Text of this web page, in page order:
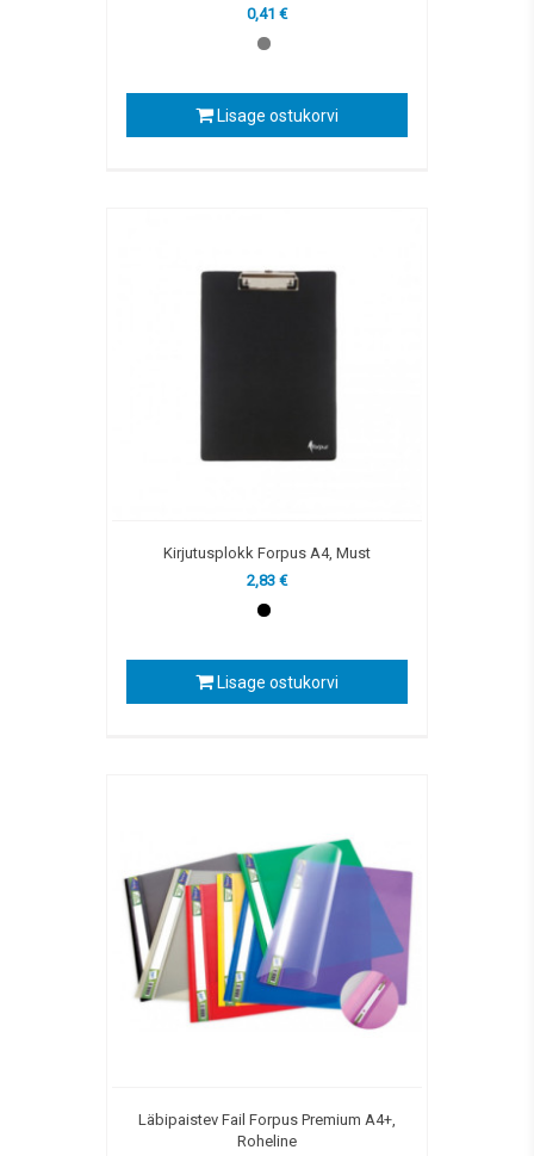
0,41 €
Lisage ostukorvi
Kirjutusplokk Forpus A4, Must
2,83 €
Lisage ostukorvi
Läbipaistev Fail Forpus Premium A4+,
Roheline